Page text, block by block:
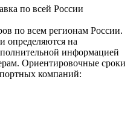
по всей России
по всем регионам России.
определяются на
информацией
Ориентировочные сроки
компаний: